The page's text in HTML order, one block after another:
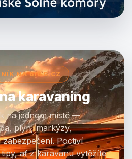
NA BIGG.CZ
karavaning
na jednom místě —
plyn, markýzy,
Poctiví
ať z karavanu vytěžíte